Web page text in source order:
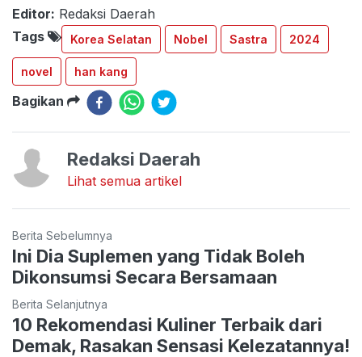
Editor: Redaksi Daerah
Tags
Korea Selatan Nobel Sastra 2024
novel han kang
Bagikan
Redaksi Daerah
Lihat semua artikel
Berita Sebelumnya
Ini Dia Suplemen yang Tidak Boleh
Dikonsumsi Secara Bersamaan
Berita Selanjutnya
10 Rekomendasi Kuliner Terbaik dari
Demak, Rasakan Sensasi Kelezatannya!